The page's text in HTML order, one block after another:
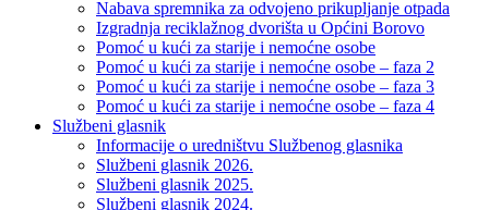
Nabava spremnika za odvojeno prikupljanje otpada
Izgradnja reciklažnog dvorišta u Općini Borovo
Pomoć u kući za starije i nemoćne osobe
Pomoć u kući za starije i nemoćne osobe – faza 2
Pomoć u kući za starije i nemoćne osobe – faza 3
Pomoć u kući za starije i nemoćne osobe – faza 4
Službeni glasnik
Informacije o uredništvu Službenog glasnika
Službeni glasnik 2026.
Službeni glasnik 2025.
Službeni glasnik 2024.